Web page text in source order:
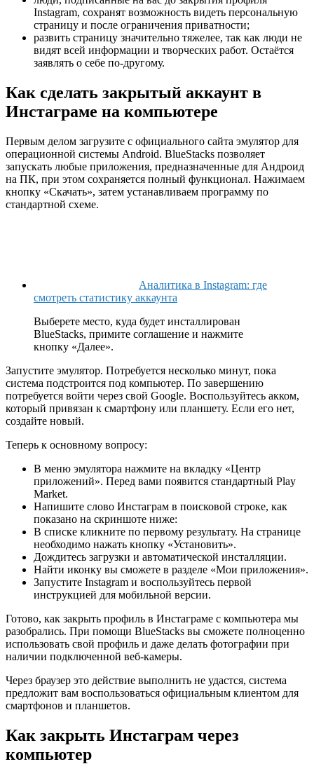
Instagram, сохранят возможность видеть персональную
страницу и после ограничения приватности;
развить страницу значительно тяжелее, так как люди не
видят всей информации и творческих работ. Остаётся
заявлять о себе по-другому.
Как сделать закрытый аккаунт в
Инстаграме на компьютере
Первым делом загрузите с официального сайта эмулятор для
операционной системы Android. BlueStacks позволяет
запускать любые приложения, предназначенные для Андроид
на ПК, при этом сохраняется полный функционал. Нажимаем
кнопку «Скачать», затем устанавливаем программу по
стандартной схеме.
Аналитика в Instagram: где
смотреть статистику аккаунта
Выберете место, куда будет инсталлирован
BlueStacks, примите соглашение и нажмите
кнопку «Далее».
Запустите эмулятор. Потребуется несколько минут, пока
система подстроится под компьютер. По завершению
потребуется войти через свой Google. Воспользуйтесь акком,
который привязан к смартфону или планшету. Если его нет,
создайте новый.
Теперь к основному вопросу:
В меню эмулятора нажмите на вкладку «Центр
приложений». Перед вами появится стандартный Play
Market.
Напишите слово Инстаграм в поисковой строке, как
показано на скриншоте ниже:
В списке кликните по первому результату. На странице
необходимо нажать кнопку «Установить».
Дождитесь загрузки и автоматической инсталляции.
Найти иконку вы сможете в разделе «Мои приложения».
Запустите Instagram и воспользуйтесь первой
инструкцией для мобильной версии.
Готово, как закрыть профиль в Инстаграме с компьютера мы
разобрались. При помощи BlueStacks вы сможете полноценно
использовать свой профиль и даже делать фотографии при
наличии подключенной веб-камеры.
Через браузер это действие выполнить не удастся, система
предложит вам воспользоваться официальным клиентом для
смартфонов и планшетов.
Как закрыть Инстаграм через
компьютер